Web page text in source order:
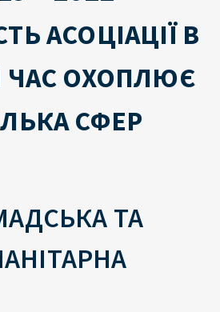
АСОЦІАЦІЇ В
ОХОПЛЮЄ
СФЕР
ТА